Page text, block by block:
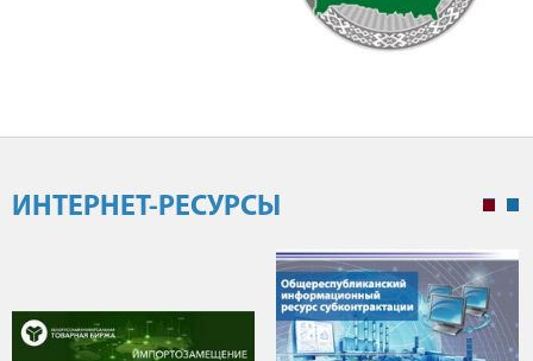
ИНТЕРНЕТ-РЕСУРСЫ